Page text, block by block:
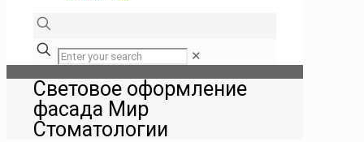
✕
Световое оформление
фасада Мир
Стоматологии